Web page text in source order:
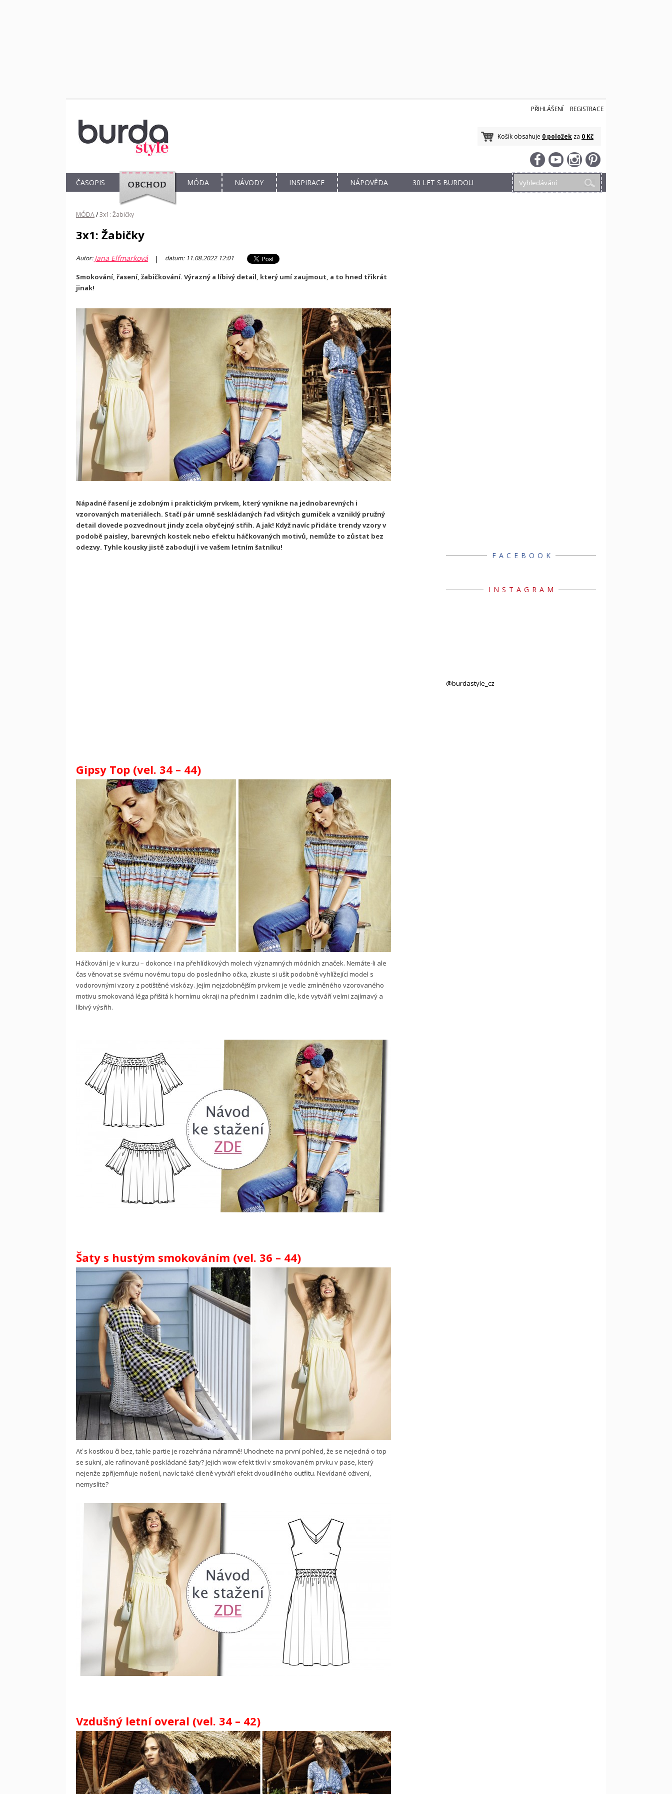
PŘIHLÁŠENÍ REGISTRACE
Košík obsahuje 0 položek za 0 Kč
ČASOPIS
OBCHOD
MÓDA NÁVODY INSPIRACE NÁPOVĚDA 30 LET S BURDOU
MÓDA/3x1: Žabičky
3x1: Žabičky
Autor:Jana Elfmarková | datum: 11.08.2022 12:01
Smokování, řasení, žabičkování. Výrazný a líbivý detail, který umí zaujmout, a to hned třikrát
jinak!
Nápadné řasení je zdobným i praktickým prvkem, který vynikne na jednobarevných i
vzorovaných materiálech. Stačí pár umně seskládaných řad všitých gumiček a vzniklý pružný
detail dovede pozvednout jindy zcela obyčejný střih. A jak! Když navíc přidáte trendy vzory v
podobě paisley, barevných kostek nebo efektu háčkovaných motivů, nemůže to zůstat bez
odezvy. Tyhle kousky jistě zabodují i ve vašem letním šatníku!
Gipsy Top (vel. 34 – 44)
Háčkování je v kurzu – dokonce i na přehlídkových molech významných módních značek. Nemáte-li ale
čas věnovat se svému novému topu do posledního očka, zkuste si ušít podobně vyhlížející model s
vodorovnými vzory z potištěné viskózy. Jejím nejzdobnějším prvkem je vedle zmíněného vzorovaného
motivu smokovaná léga přišitá k hornímu okraji na předním i zadním díle, kde vytváří velmi zajímavý a
líbivý výsřih.
Šaty s hustým smokováním (vel. 36 – 44)
Ať s kostkou či bez, tahle partie je rozehrána náramně! Uhodnete na první pohled, že se nejedná o top
se sukní, ale rafinovaně poskládané šaty? Jejich wow efekt tkví v smokovaném prvku v pase, který
nejenže zpříjemňuje nošení, navíc také cíleně vytváří efekt dvoudílného outfitu. Nevídané oživení,
nemyslíte?
Vzdušný letní overal (vel. 34 – 42)
FACEBOOK
INSTAGRAM
@burdastyle_cz